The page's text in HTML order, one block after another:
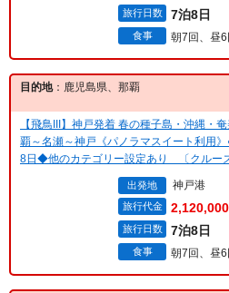
旅行日数 7泊8日
食事 朝7回、昼
目的地：鹿児島県、那覇
【飛鳥III】神戸発着 春の種子島・沖縄・
覇～名瀬～神戸《パノラマスイート利用
8日◆他のカテゴリー設定あり 〔クルー
出発地 神戸港
旅行代金
旅行日数 7泊8日
食事 朝7回、昼6